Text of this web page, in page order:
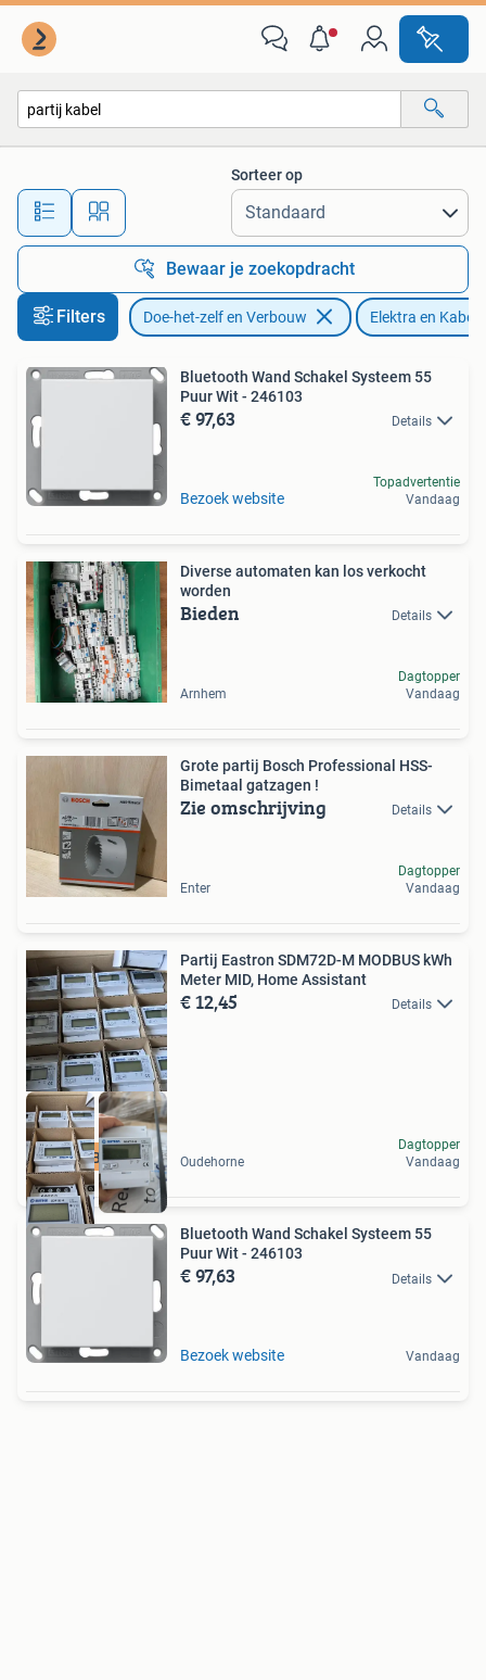
Alle afstanden…
Sorteer op
Bewaar je zoekopdracht
Filters Doe-het-zelf en Verbouw Elektra en Kabels
Bluetooth Wand Schakel Systeem 55
Puur Wit - 246103
€ 97,63 Details
Bezoek website
Topadvertentie
Vandaag
Diverse automaten kan los verkocht
worden
Bieden Details
Arnhem
Dagtopper
Vandaag
Grote partij Bosch Professional HSS-
Bimetaal gatzagen !
Zie omschrijving Details
Enter
Dagtopper
Vandaag
DIRECT BESCHIKBAAR
Partij Eastron SDM72D-M MODBUS kWh
Meter MID, Home Assistant
€ 12,45 Details
Oudehorne
Dagtopper
Vandaag
Bluetooth Wand Schakel Systeem 55
Puur Wit - 246103
€ 97,63 Details
Bezoek website Vandaag